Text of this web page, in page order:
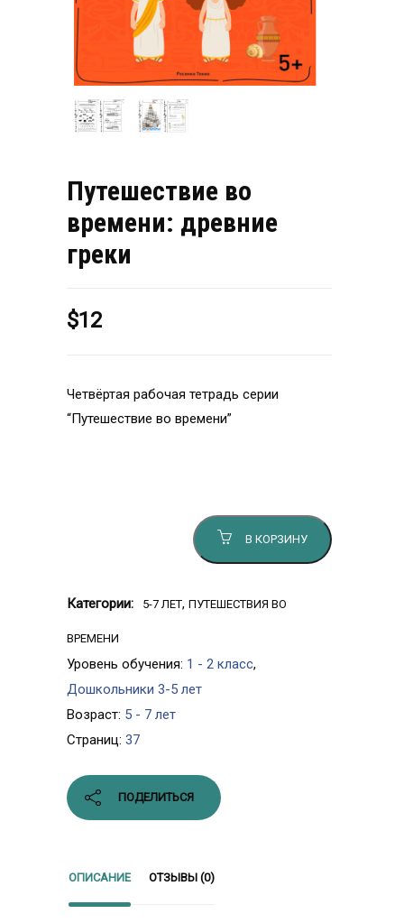
Путешествие во
времени: древние
греки
$12
Четвёртая рабочая тетрадь серии
“Путешествие во времени”
В КОРЗИНУ
Категории: 5-7 ЛЕТ, ПУТЕШЕСТВИЯ ВО
ВРЕМЕНИ
Уровень обучения: 1 - 2 класс,
Дошкольники 3-5 лет
Возраст: 5 - 7 лет
Страниц: 37
ПОДЕЛИТЬСЯ
ОПИСАНИЕ ОТЗЫВЫ (0)